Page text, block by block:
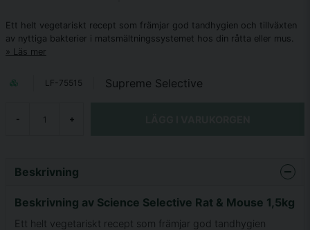
Ett helt vegetariskt recept som främjar god tandhygien och tillväxten
av nyttiga bakterier i matsmältningssystemet hos din råtta eller mus.
Läs mer
LF-75515 Supreme Selective
- +
Beskrivning
Beskrivning av Science Selective Rat & Mouse 1,5kg
Ett helt vegetariskt recept som främjar god tandhygien